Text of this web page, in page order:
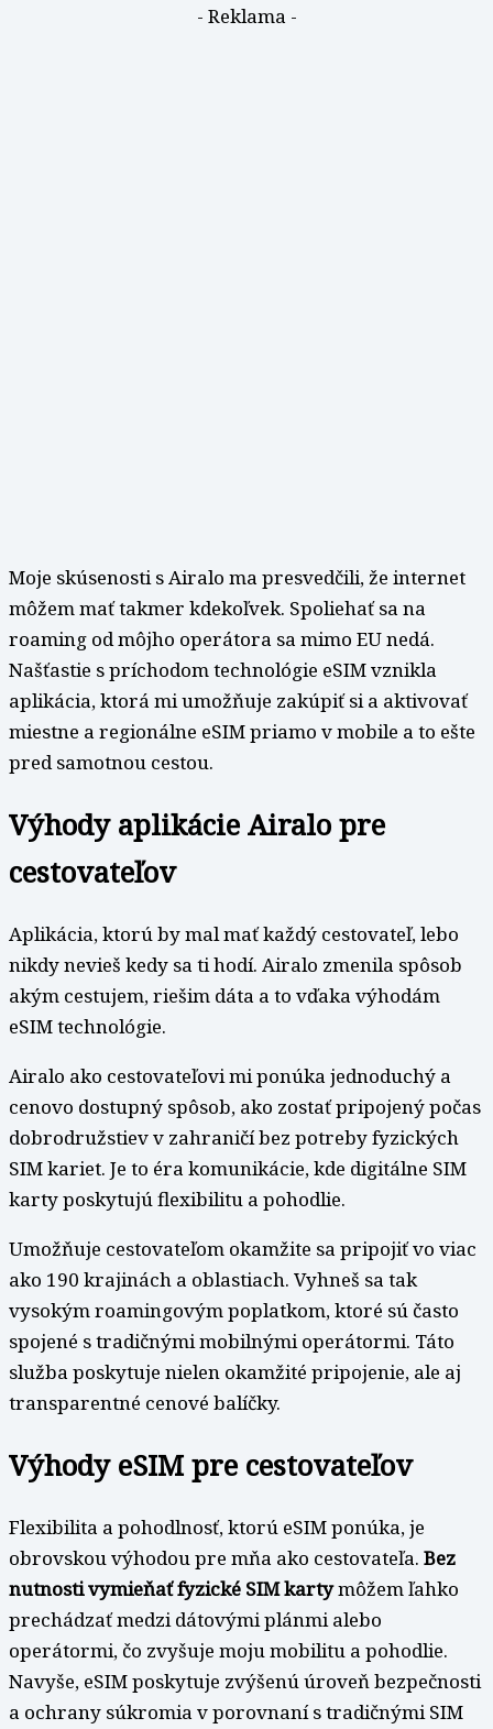
- Reklama -
Moje skúsenosti s Airalo ma presvedčili, že internet
môžem mať takmer kdekoľvek. Spoliehať sa na
roaming od môjho operátora sa mimo EU nedá.
Našťastie s príchodom technológie eSIM vznikla
aplikácia, ktorá mi umožňuje zakúpiť si a aktivovať
miestne a regionálne eSIM priamo v mobile a to ešte
pred samotnou cestou.
Výhody aplikácie Airalo pre
cestovateľov
Aplikácia, ktorú by mal mať každý cestovateľ, lebo
nikdy nevieš kedy sa ti hodí. Airalo zmenila spôsob
akým cestujem, riešim dáta a to vďaka výhodám
eSIM technológie.
Airalo ako cestovateľovi mi ponúka jednoduchý a
cenovo dostupný spôsob, ako zostať pripojený počas
dobrodružstiev v zahraničí bez potreby fyzických
SIM kariet. Je to éra komunikácie, kde digitálne SIM
karty poskytujú flexibilitu a pohodlie.
Umožňuje cestovateľom okamžite sa pripojiť vo viac
ako 190 krajinách a oblastiach. Vyhneš sa tak
vysokým roamingovým poplatkom, ktoré sú často
spojené s tradičnými mobilnými operátormi. Táto
služba poskytuje nielen okamžité pripojenie, ale aj
transparentné cenové balíčky.
Výhody eSIM pre cestovateľov
Flexibilita a pohodlnosť, ktorú eSIM ponúka, je
obrovskou výhodou pre mňa ako cestovateľa. Bez
nutnosti vymieňať fyzické SIM kartymôžem ľahko
prechádzať medzi dátovými plánmi alebo
operátormi, čo zvyšuje moju mobilitu a pohodlie.
Navyše, eSIM poskytuje zvýšenú úroveň bezpečnosti
a ochrany súkromia v porovnaní s tradičnými SIM